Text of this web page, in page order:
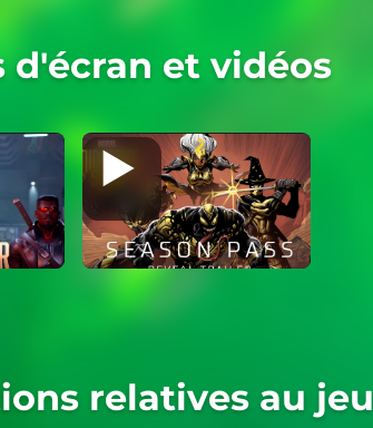
d'écran et vidéos
relatives au jeu